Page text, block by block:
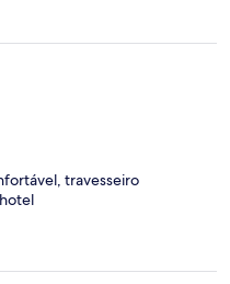
travesseiro